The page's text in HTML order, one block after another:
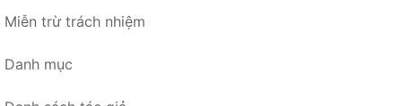
Miễn trừ trách nhiệm
Danh mục